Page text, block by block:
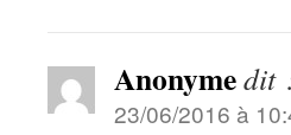
Anonymedit
23/06/2016 à